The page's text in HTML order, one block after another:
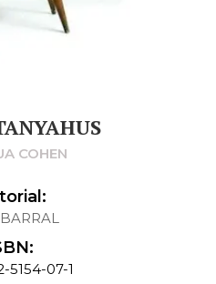
COHEN
5154-07-1